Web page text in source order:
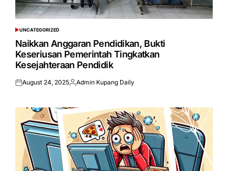
POSTED
IN
UNCATEGORIZED
Naikkan Anggaran Pendidikan, Bukti
Keseriusan Pemerintah Tingkatkan
Kesejahteraan Pendidik
Posted
August 24, 2025Posted
Admin Kupang Daily